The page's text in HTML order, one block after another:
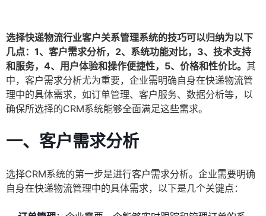
选择快递物流行业客户关系管理系统的技巧可以归纳为以下
几点：1、客户需求分析，2、系统功能对比，3、技术支持
和服务，4、用户体验和操作便捷性，5、价格和性价比。 其
中，客户需求分析尤为重要，企业需明确自身在快递物流管
理中的具体需求，如订单管理、客户服务、数据分析等，以
确保所选择的CRM系统能够全面满足这些需求。
一、客户需求分析
选择CRM系统的第一步是进行客户需求分析。企业需要明确
自身在快递物流管理中的具体需求，以下是几个关键点：